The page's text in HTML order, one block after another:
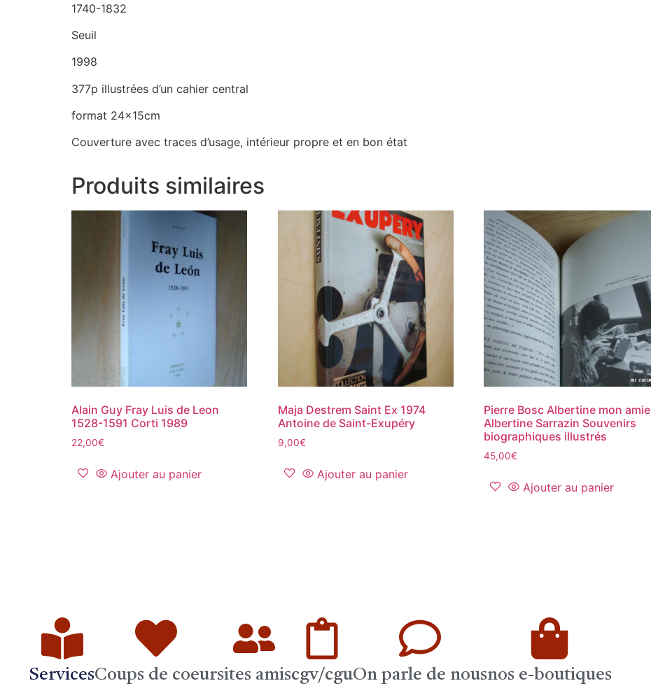
1740-1832
Seuil
1998
377p illustrées d’un cahier central
format 24x15cm
Couverture avec traces d’usage, intérieur propre et en bon état
Produits similaires
Alain Guy Fray Luis de Leon
1528-1591 Corti 1989
22,00€
Ajouter au panier
Maja Destrem Saint Ex 1974
Antoine de Saint-Exupéry
9,00€
Ajouter au panier
Pierre Bosc Albertine mon amie
Albertine Sarrazin Souvenirs
biographiques illustrés
45,00€
Ajouter au panier
ServicesCoups de coeursites amiscgv/cguOn parle de nousnos e-boutiques